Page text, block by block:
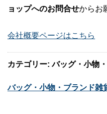
ョップへのお問合せからお
会社概要ページはこちら
カテゴリー: バッグ・小物
バッグ・小物・ブランド雑